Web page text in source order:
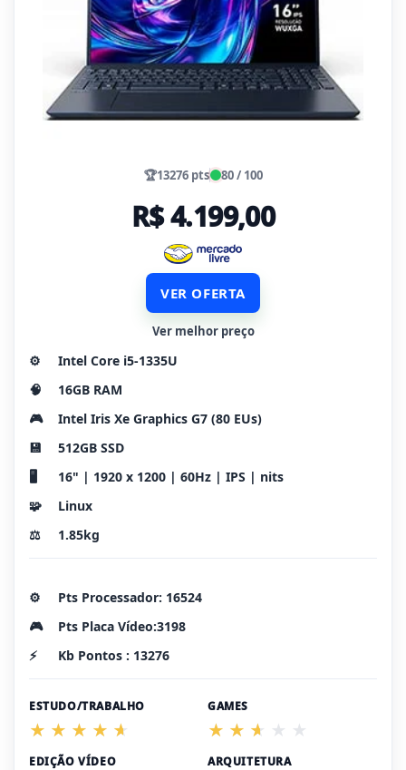
🏆13276 pts 80 / 100
R$ 4.199,00
VER OFERTA
Ver melhor preço
⚙️
Intel Core i5-1335U
🧠
16GB RAM
🎮
Intel Iris Xe Graphics G7 (80 EUs)
💾
512GB SSD
🖥️
16" | 1920 x 1200 | 60Hz | IPS | nits
🧩
Linux
⚖️
1.85kg
⚙️
Pts Processador: 16524
🎮
Pts Placa Vídeo:3198
⚡
Kb Pontos : 13276
ESTUDO/TRABALHO GAMES
EDIÇÃO VÍDEO ARQUITETURA